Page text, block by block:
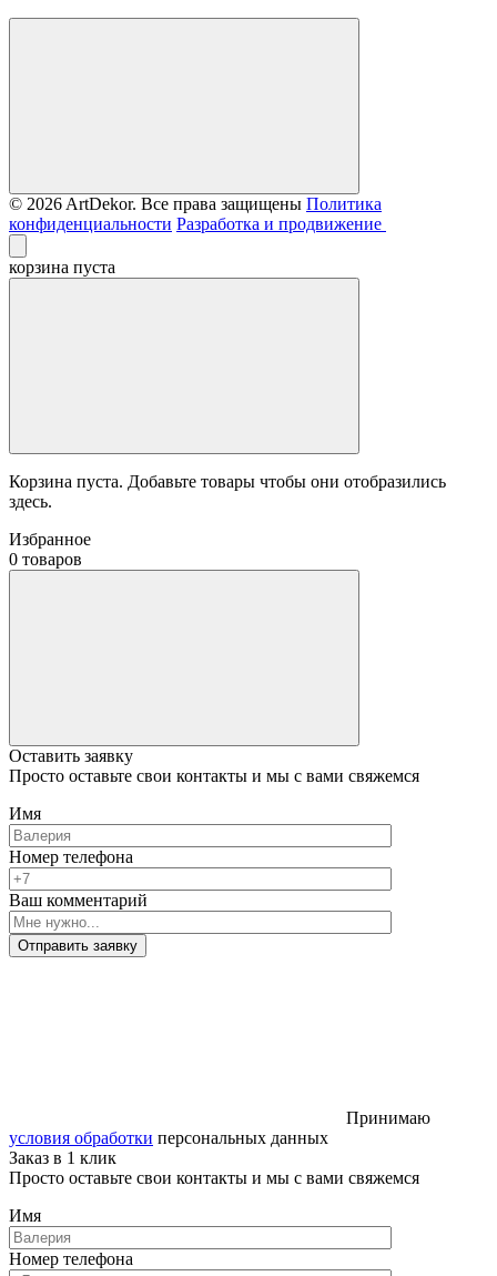
© 2026 ArtDekor. Все права защищены Политика
конфиденциальности Разработка и продвижение
корзина пуста
Корзина пуста. Добавьте товары чтобы они отобразились
здесь.
Избранное
0 товаров
Оставить заявку
Просто оставьте свои контакты и мы с вами свяжемся
Имя
Номер телефона
Ваш комментарий
Отправить заявку
Принимаю
условия обработки персональных данных
Заказ в 1 клик
Просто оставьте свои контакты и мы с вами свяжемся
Имя
Номер телефона